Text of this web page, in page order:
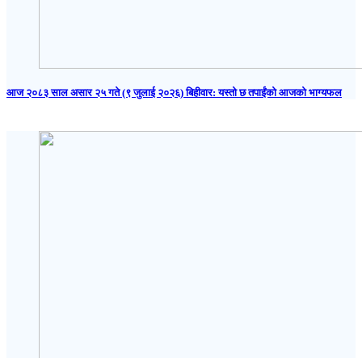
आज २०८३ साल असार २५ गते (९ जुलाई २०२६) बिहीवार: यस्तो छ तपाईंको आजको भाग्यफल